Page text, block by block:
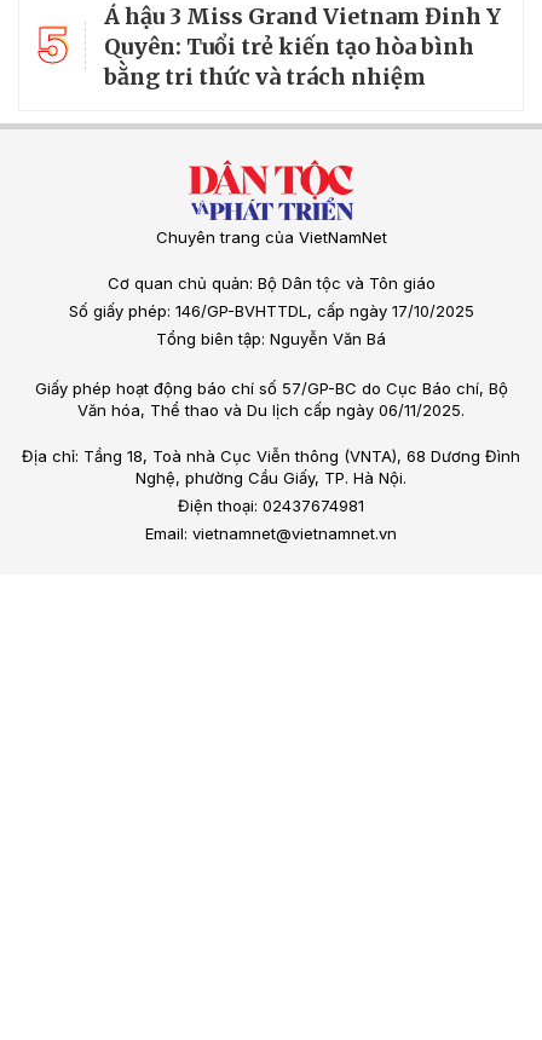
5
Á hậu 3 Miss Grand Vietnam Đinh Y
Quyên: Tuổi trẻ kiến tạo hòa bình
bằng tri thức và trách nhiệm
Chuyên trang của VietNamNet
Cơ quan chủ quản: Bộ Dân tộc và Tôn giáo
Số giấy phép: 146/GP-BVHTTDL, cấp ngày 17/10/2025
Tổng biên tập: Nguyễn Văn Bá
Giấy phép hoạt động báo chí số 57/GP-BC do Cục Báo chí, Bộ
Văn hóa, Thể thao và Du lịch cấp ngày 06/11/2025.
Địa chỉ: Tầng 18, Toà nhà Cục Viễn thông (VNTA), 68 Dương Đình
Nghệ, phường Cầu Giấy, TP. Hà Nội.
Điện thoại: 02437674981
Email: vietnamnet@vietnamnet.vn